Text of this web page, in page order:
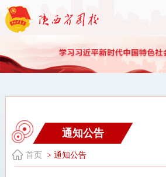
通知公告
首页 > 通知公告